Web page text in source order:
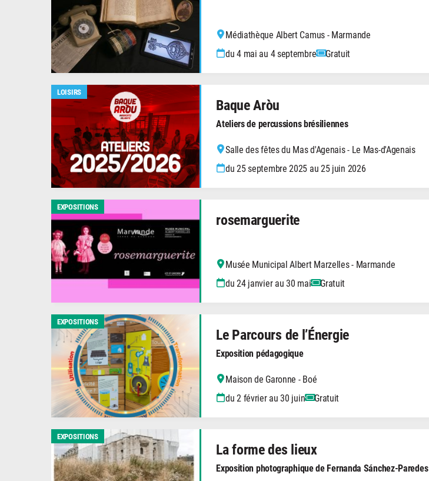
Médiathèque Albert Camus - Marmande
du 4 mai au 4 septembre
Gratuit
LOISIRS
Baque Aròu
Ateliers de percussions brésiliennes
Salle des fêtes du Mas d'Agenais - Le Mas-d'Agenais
du 25 septembre 2025 au 25 juin 2026
EXPOSITIONS
rosemarguerite
Musée Municipal Albert Marzelles - Marmande
du 24 janvier au 30 mai
Gratuit
EXPOSITIONS
Le Parcours de l’Énergie
Exposition pédagogique
Maison de Garonne - Boé
du 2 février au 30 juin
Gratuit
EXPOSITIONS
La forme des lieux
Exposition photographique de Fernanda Sánchez-Paredes